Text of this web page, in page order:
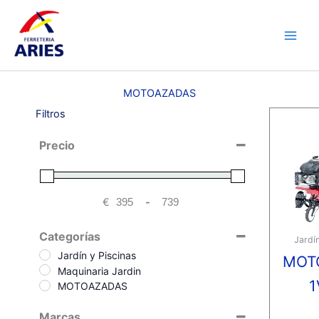
contenido
MOTOAZADAS
Filtros
Precio
€ Minimum Price
-Maximum Price
Categorías
Jardín y Piscinas
Maquinaria Jardin
MOTOAZADAS